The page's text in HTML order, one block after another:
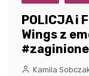
POLICJA i
Wings z
Kamila